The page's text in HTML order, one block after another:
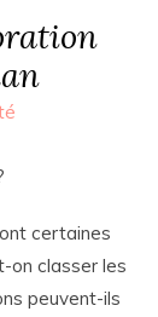
certaines
on classer les
peuvent-ils